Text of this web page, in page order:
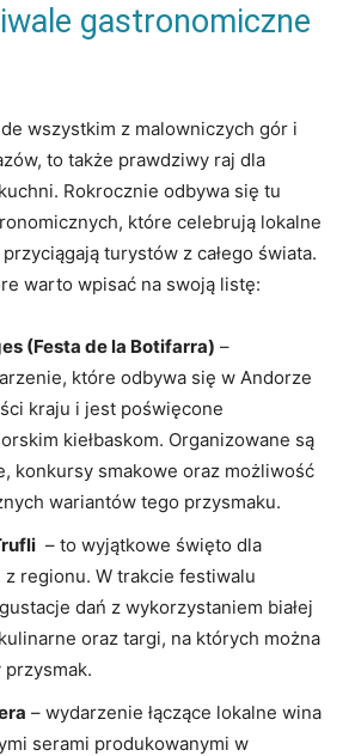
gastronomiczne
‌wszystkim z malowniczych​ gór i
to także prawdziwy raj‍ dla
⁤Rokrocznie odbywa‌ się tu
‍które celebrują lokalne
turystów z całego świata.
warto⁢ wpisać na swoją listę:
(Festa de la Botifarra) ‌–
które odbywa ​się w Andorze
kraju i jest poświęcone
kiełbaskom. ​Organizowane są
konkursy smakowe ⁤oraz ⁤możliwość
wariantów tego przysmaku.
⁣ – to ⁤wyjątkowe święto dla
regionu. W trakcie⁣ festiwalu
dań​ z wykorzystaniem białej
oraz targi, na których ‍można
– wydarzenie łączące lokalne wina
serami produkowanymi ‍w​